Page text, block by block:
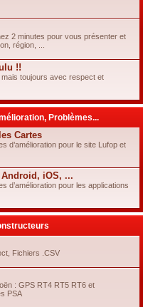
2 minutes pour vous présenter et
région, ...
!!
toujours avec respect et
Problèmes...
Cartes
d’amélioration pour le site Lufop et
iOS, ...
d’amélioration pour les applications
Fichiers .CSV
: GPS RT4 RT5 RT6 et
PSA